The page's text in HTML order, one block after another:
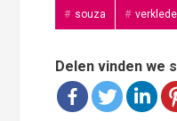
souza
Delen vinden we